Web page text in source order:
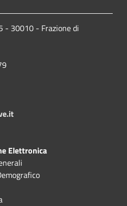
- 30010 - Frazione di
Elettronica